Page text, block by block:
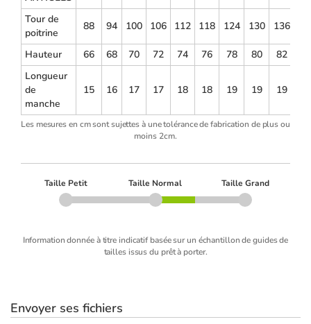
Tour de
poitrine
88 94 100 106 112 118 124 130 136
Hauteur 66 68 70 72 74 76 78 80 82
Longueur
de
manche
15 16 17 17 18 18 19 19 19
Les mesures en cm sont sujettes à une tolérance de fabrication de plus ou
moins 2cm.
Taille Petit Taille Normal Taille Grand
Information donnée à titre indicatif basée sur un échantillon de guides de
tailles issus du prêt à porter.
Envoyer ses fichiers